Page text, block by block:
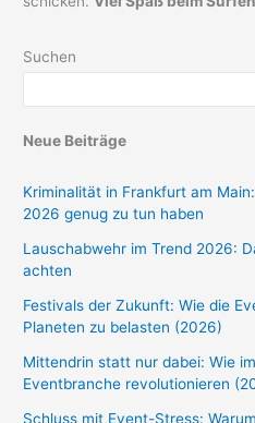
Suchen
Neue Beiträge
Kriminalität in Frankfurt am
2026 genug zu tun haben
Lauschabwehr im Trend 2026:
achten
Festivals der Zukunft: Wie die
Planeten zu belasten (2026)
Mittendrin statt nur dabei: Wie
Eventbranche revolutionieren
Schluss mit Event-Stress: